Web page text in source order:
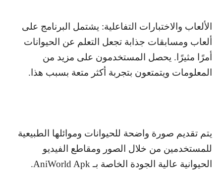
الألعاب والاختبارات التفاعلية: يشتمل البرنامج على
ألعاب ومسابقات جذابة تجعل التعلم عن الحيوانات
أمرًا مثيرًا. يحصل المستخدمون على مزيد من
المعلومات ويتمتعون بتجربة أكثر متعة بسبب هذا.
يتم تقديم صورة واضحة للحيوانات وموائلها الطبيعية
للمستخدمين من خلال الصور ومقاطع الفيديو
الحيوانية عالية الجودة الخاصة بـ AniWorld Apk
.